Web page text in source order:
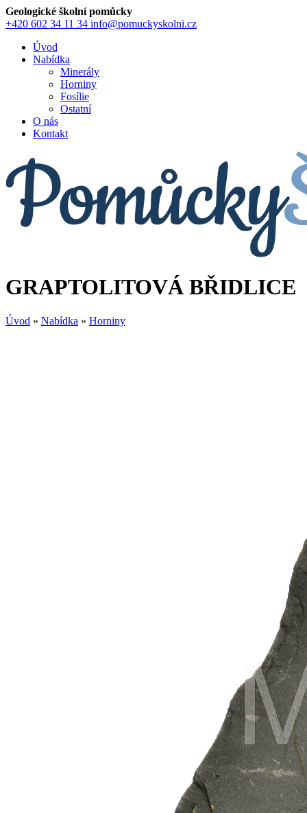
Geologické školní pomůcky
+420 602 34 11 34 info@pomuckyskolni.cz
Úvod
Nabídka
Minerály
Horniny
Fosílie
Ostatní
O nás
Kontakt
GRAPTOLITOVÁ BŘIDLICE
Úvod » Nabídka » Horniny